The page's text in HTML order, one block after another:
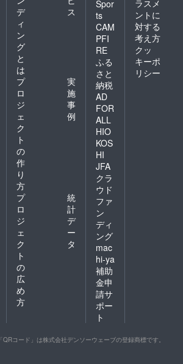
デ
ィ
ン
グ
と
は
ス
プ
ロ
ジ
ェ
ク
ト
の
作
り
方
実
施
事
例
プ
ロ
ジ
ェ
ク
ト
の
広
め
方
統
計
デ
ー
タ
Spor
ts
CAM
PFI
RE
ふる
さと
納税
AD
FOR
ALL
HIO
KOS
HI
JFA
クラ
ウド
ファ
ン
ディ
ング
mac
hi-ya
補助
金申
請サ
ポー
ト
ラスメ
ントに
対する
考え方
クッ
キーポ
リシー
「QRコード」は株式会社デンソーウェーブの登録商標です。